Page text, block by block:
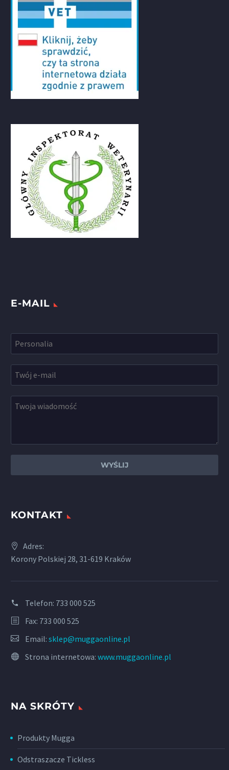
E-MAIL
KONTAKT
Adres:
Korony Polskiej 28, 31-619 Kraków
Telefon: 733 000 525
Fax: 733 000 525
Email: sklep@muggaonline.pl
Strona internetowa: www.muggaonline.pl
NA SKRÓTY
Produkty Mugga
Odstraszacze Tickless